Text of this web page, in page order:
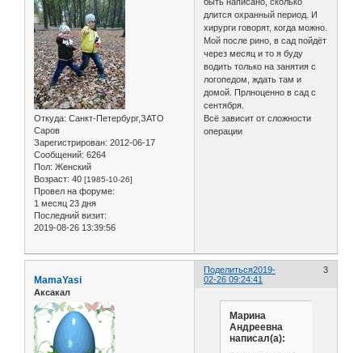
Откуда: Санкт-Петербург,ЗАТО
Саров
Зарегистрирован: 2012-06-17
Сообщений: 6264
Пол: Женский
Возраст: 40 [1985-10-26]
Провел на форуме:
1 месяц 23 дня
Последний визит:
2019-08-26 13:39:56
длится охранный период. И
хирурги говорят, когда можно.
Мой после рино, в сад пойдёт
через месяц и то я буду
водить только на занятия с
логопедом, ждать там и
домой. Прлноценно в сад с
сентября.
Всё зависит от сложности
операции
Поделиться 3
2019-
02-26 09:24:41
MamaYasi
Аксакал
Марина
Андреевна
написал(а):